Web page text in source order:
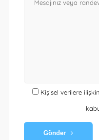
Kişisel verilere
Gönder